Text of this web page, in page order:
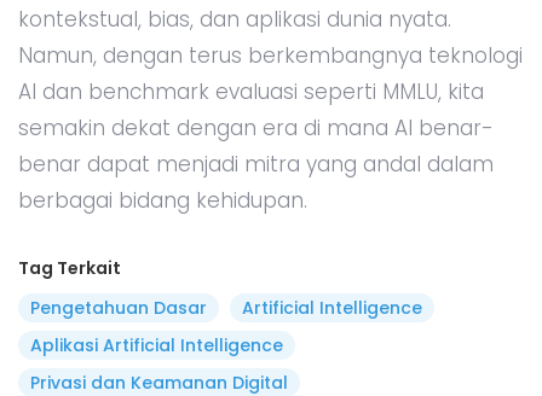
kontekstual, bias, dan aplikasi dunia nyata.
Namun, dengan terus berkembangnya teknologi
AI dan benchmark evaluasi seperti MMLU, kita
semakin dekat dengan era di mana AI benar-
benar dapat menjadi mitra yang andal dalam
berbagai bidang kehidupan.
Tag Terkait
Pengetahuan Dasar
Artificial Intelligence
Aplikasi Artificial Intelligence
Privasi dan Keamanan Digital